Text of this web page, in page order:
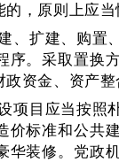
，原则上应
扩建、购置
序。采取置换
资金、资产
目应当按照
价标准和公共
华装修。党政